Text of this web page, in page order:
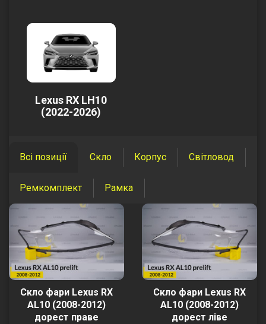
Lexus RX LH10
(2022-2026)
Всі позиції Скло Корпус Світловод
Ремкомплект Рамка
Скло фари Lexus RX
AL10 (2008-2012)
дорест праве
Скло фари Lexus RX
AL10 (2008-2012)
дорест ліве